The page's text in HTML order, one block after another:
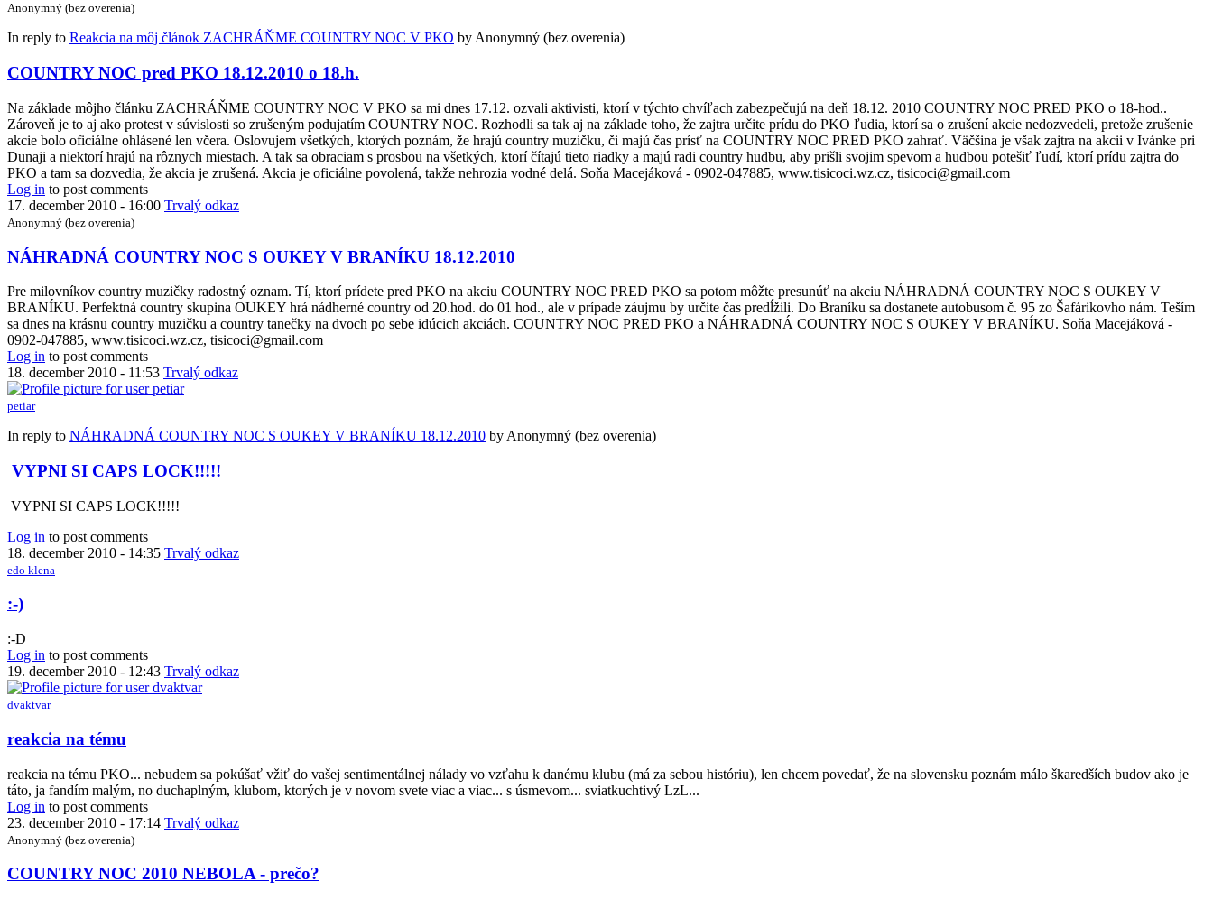
Anonymný (bez overenia)
In reply to Reakcia na môj článok ZACHRÁŇME COUNTRY NOC V PKO byAnonymný (bez overenia)
COUNTRY NOC pred PKO 18.12.2010 o 18.h.
Na základe môjho článku ZACHRÁŇME COUNTRY NOC V PKO sa mi dnes 17.12. ozvali aktivisti, ktorí v týchto chvíľach zabezpečujú na deň 18.12. 2010 COUNTRY NOC PRED PKO o 18-hod..
Zároveň je to aj ako protest v súvislosti so zrušeným podujatím COUNTRY NOC. Rozhodli sa tak aj na základe toho, že zajtra určite prídu do PKO ľudia, ktorí sa o zrušení akcie nedozvedeli, pretože zrušenie
akcie bolo oficiálne ohlásené len včera. Oslovujem všetkých, ktorých poznám, že hrajú country muzičku, či majú čas prísť na COUNTRY NOC PRED PKO zahrať. Väčšina je však zajtra na akcii v Ivánke pri
Dunaji a niektorí hrajú na rôznych miestach. A tak sa obraciam s prosbou na všetkých, ktorí čítajú tieto riadky a majú radi country hudbu, aby prišli svojim spevom a hudbou potešiť ľudí, ktorí prídu zajtra do
PKO a tam sa dozvedia, že akcia je zrušená. Akcia je oficiálne povolená, takže nehrozia vodné delá. Soňa Macejáková - 0902-047885, www.tisicoci.wz.cz, tisicoci@gmail.com
Log in to post comments
17. december 2010 - 16:00 Trvalý odkaz
Anonymný (bez overenia)
NÁHRADNÁ COUNTRY NOC S OUKEY V BRANÍKU 18.12.2010
Pre milovníkov country muzičky radostný oznam. Tí, ktorí prídete pred PKO na akciu COUNTRY NOC PRED PKO sa potom môžte presunúť na akciu NÁHRADNÁ COUNTRY NOC S OUKEY V
BRANÍKU. Perfektná country skupina OUKEY hrá nádherné country od 20.hod. do 01 hod., ale v prípade záujmu by určite čas predĺžili. Do Braníku sa dostanete autobusom č. 95 zo Šafárikovho nám. Teším
sa dnes na krásnu country muzičku a country tanečky na dvoch po sebe idúcich akciách. COUNTRY NOC PRED PKO a NÁHRADNÁ COUNTRY NOC S OUKEY V BRANÍKU. Soňa Macejáková -
0902-047885, www.tisicoci.wz.cz, tisicoci@gmail.com
Log in to post comments
18. december 2010 - 11:53 Trvalý odkaz
petiar
In reply to NÁHRADNÁ COUNTRY NOC S OUKEY V BRANÍKU 18.12.2010 by Anonymný (bez overenia)
VYPNI SI CAPS LOCK!!!!!
VYPNI SI CAPS LOCK!!!!!
Log in to post comments
18. december 2010 - 14:35 Trvalý odkaz
edo klena
:-)
:-D
Log in to post comments
19. december 2010 - 12:43 Trvalý odkaz
dvaktvar
reakcia na tému
reakcia na tému PKO... nebudem sa pokúšať vžiť do vašej sentimentálnej nálady vo vzťahu k danému klubu (má za sebou históriu), len chcem povedať, že na slovensku poznám málo škaredších budov ako je
táto, ja fandím malým, no duchaplným, klubom, ktorých je v novom svete viac a viac... s úsmevom... sviatkuchtivý LzL...
Log in to post comments
23. december 2010 - 17:14 Trvalý odkaz
Anonymný (bez overenia)
COUNTRY NOC 2010 NEBOLA - prečo?